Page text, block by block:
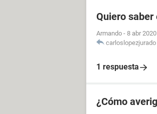
Quiero saber
Armando - 8 abr
carloslopezjurado
1 respuesta
¿Cómo